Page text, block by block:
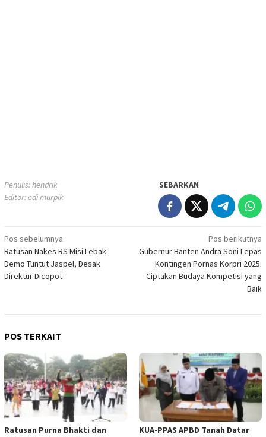
Penulis: hendrik
Editor: edi murpik
SEBARKAN
Navigasi
pos
Pos sebelumnya
Ratusan Nakes RS Misi Lebak
Demo Tuntut Jaspel, Desak
Direktur Dicopot
Pos berikutnya
Gubernur Banten Andra Soni Lepas
Kontingen Pornas Korpri 2025:
Ciptakan Budaya Kompetisi yang
Baik
POS TERKAIT
Ratusan Purna Bhakti dan
KUA-PPAS APBD Tanah Datar